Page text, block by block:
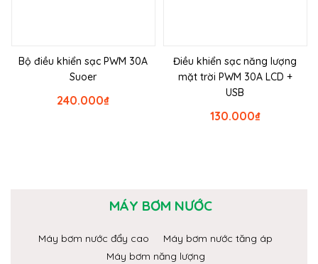
Bộ điều khiển sạc PWM 30A
Suoer
₫
240.000
Điều khiển sạc năng lượng
mặt trời PWM 30A LCD +
USB
₫
130.000
MÁY BƠM NƯỚC
Máy bơm nước đẩy cao
Máy bơm nước tăng áp
Máy bơm năng lượng